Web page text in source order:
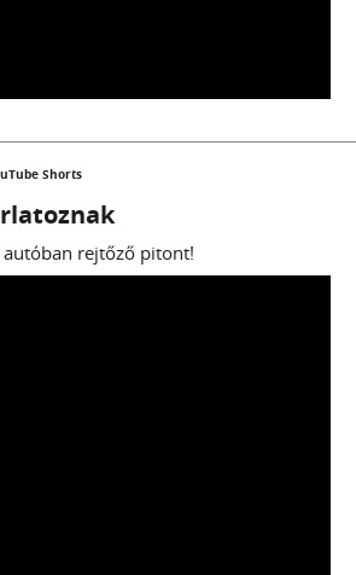
Shorts
autóban rejtőző pitont!